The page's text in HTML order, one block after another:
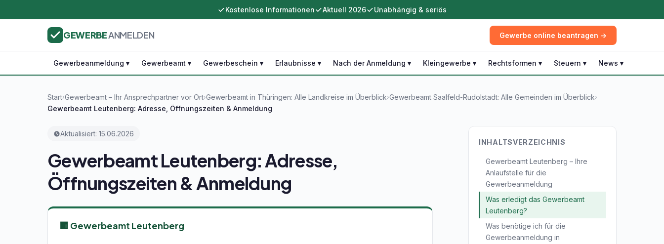
Kostenlose Informationen Aktuell 2026 Unabhängig & seriös
GEWERBEANMELDEN Gewerbe online beantragen →
Gewerbeanmeldung ▾ Gewerbeamt ▾ Gewerbeschein ▾ Erlaubnisse ▾ Nach der Anmeldung ▾ Kleingewerbe ▾ Rechtsformen ▾ Steuern ▾ News ▾
Start›Gewerbeamt – Ihr Ansprechpartner vor Ort›Gewerbeamt in Thüringen: Alle Landkreise im Überblick›Gewerbeamt Saalfeld-Rudolstadt: Alle Gemeinden im Überblick›
Gewerbeamt Leutenberg: Adresse, Öffnungszeiten & Anmeldung
Aktualisiert: 15.06.2026
Gewerbeamt Leutenberg: Adresse,
Öffnungszeiten & Anmeldung
🏢 Gewerbeamt Leutenberg
INHALTSVERZEICHNIS
Gewerbeamt Leutenberg – Ihre
Anlaufstelle für die
Gewerbeanmeldung
Was erledigt das Gewerbeamt
Leutenberg?
Was benötige ich für die
Gewerbeanmeldung in